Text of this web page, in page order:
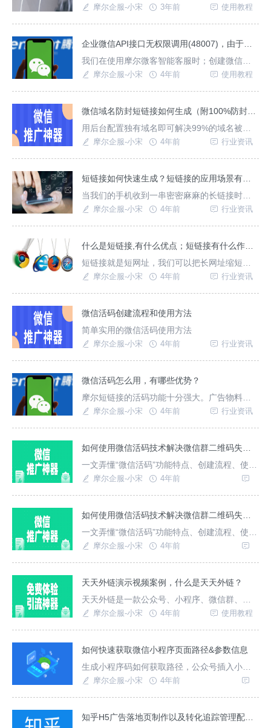
众号等一键跳转；如何接入呢？
摩尔企服-小宋 3年前 使用教程
我们在使用摩尔微客智能客服时；创建微信客
服出现如下报错；API接口调用权限互斥，请在
摩尔企服-小宋 4年前 使用教程
用后台配置独有域名即可解决99%的域名被封
的问题！
摩尔企服-小宋 4年前 行业资讯
当我们的手机收到一串密密麻麻的长链接时，
相信绝大多数人都没有点开它的欲望。因此将
简，长度只有原来的三分之一甚至四分之一，
面也更强。在下文中，摩尔短链接将带大家了
解一下短链接是如何快速
摩尔企服-小宋 4年前 行业资讯
短链接就是短网址，我们可以把长网址缩短；
让链接更简洁并且实现长链接同样的跳转效
摩尔企服-小宋 4年前 行业资讯
微信活码创建流程和使用方法
简单实用的微信活码使用方法
摩尔企服-小宋 4年前 行业资讯
微信活码怎么用，有哪些优势？
摩尔短链接的活码功能十分强大。广告物料打
印二维码无忧！
摩尔企服-小宋 4年前 行业资讯
一文弄懂“微信活码”功能特点、创建流程、使用
方法摩尔企服-小宋 4年前
一文弄懂“微信活码”功能特点、创建流程、使用
方法摩尔企服-小宋 4年前
天天外链演示视频案例，什么是天天外链？
天天外链是一款公众号、小程序、微信群、个
人微信等微信引流小程序，支持生成链接或二
摩尔企服-小宋 4年前 使用教程
如何快速获取微信小程序页面路径&参数信息
生成小程序码如何获取路径，公众号插入小程
序如何获取路径；本文快速告诉您超简单获取
摩尔企服-小宋 4年前